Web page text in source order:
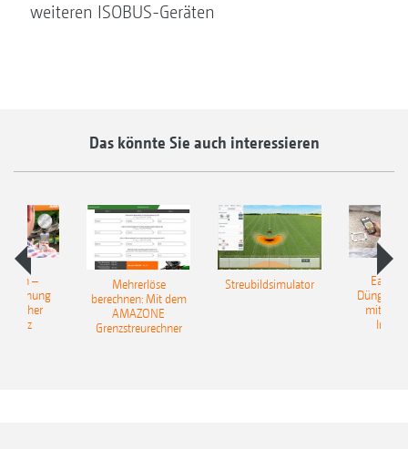
weiteren ISOBUS-Geräten
Das könnte Sie auch interessieren
–
Mehrerlöse
berechnen: Mit dem
AMAZONE
Grenzstreurechner
Streubildsimulator
mit